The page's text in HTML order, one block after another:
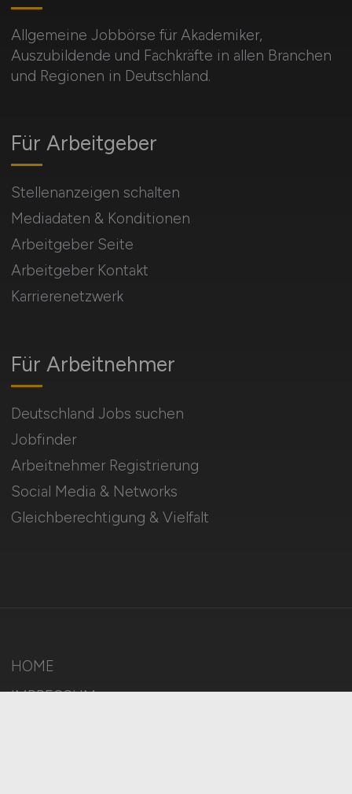
Allgemeine Jobbörse für Akademiker,
Auszubildende und Fachkräfte in allen Branchen
und Regionen in Deutschland.
Für Arbeitnehmer
Deutschland Jobs suchen
Jobfinder
Arbeitnehmer Registrierung
Social Media & Networks
Gleichberechtigung & Vielfalt
Für Arbeitgeber
Stellenanzeigen schalten
Mediadaten & Konditionen
Arbeitgeber Seite
Arbeitgeber Kontakt
Karrierenetzwerk
HOME
IMPRESSUM